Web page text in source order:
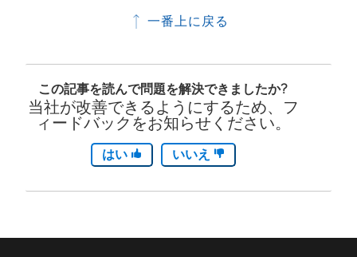
一番上に戻る
この記事を読んで問題を解決できましたか?
当社が改善できるようにするため、フ
ィードバックをお知らせください。
はい いいえ